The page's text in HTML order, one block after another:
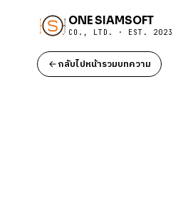
ONE SIAMSOFT
CO., LTD. · EST. 2023
กลับไปหน้ารวมบทความ